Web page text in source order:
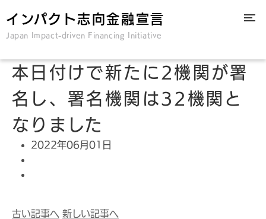
インパクト志向金融宣言
Japan Impact-driven Financing Initiative
本日付けで新たに2機関が署
名し、署名機関は32機関と
なりました
2022年06月01日
古い記事へ 新しい記事へ